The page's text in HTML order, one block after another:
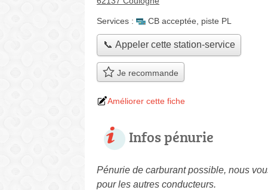
Services : CB acceptée piste PL
📞 Appeler cette station-service
Je recommande
Améliorer cette fiche
Infos pénurie
Pénurie de carburant possible, nous
pour les autres conducteurs.